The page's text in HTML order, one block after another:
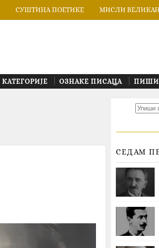
СУШТИНА ПОЕТИКЕ МИСЛИ
КАТЕГОРИЈЕ ОЗНАКЕ ПИСАЦА
СЕДАМ